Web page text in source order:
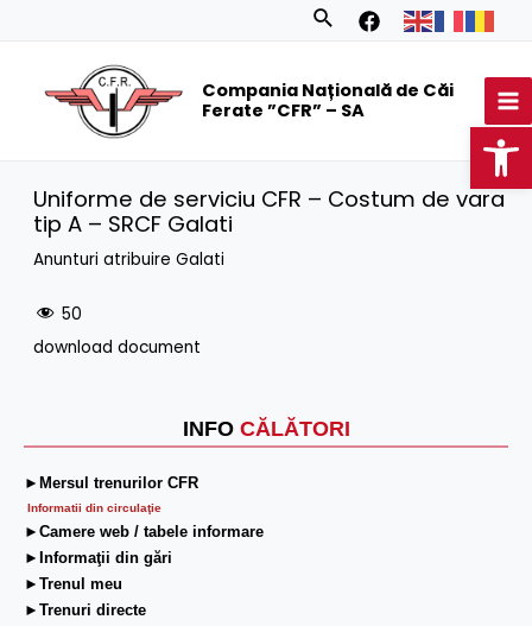
Search
Compania Națională de Căi
Ferate ”CFR” – SA
INFO CĂLĂTORI
►Mersul trenurilor CFR
Informatii din circulaţie
►Camere web / tabele informare
►Informaţii din gări
►Trenul meu
►Trenuri directe
Uniforme de serviciu CFR – Costum de vara
tip A – SRCF Galati
Anunturi atribuire Galati
50
download document